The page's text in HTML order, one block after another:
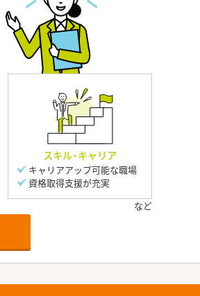
スキル・キャリア
キャリアアップ可能な職場
資格取得支援が充実